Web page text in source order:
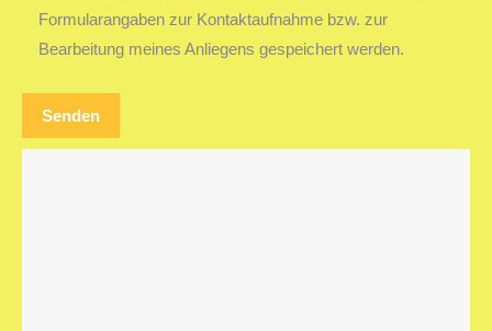
Formularangaben zur Kontaktaufnahme bzw. zur
Bearbeitung meines Anliegens gespeichert werden.